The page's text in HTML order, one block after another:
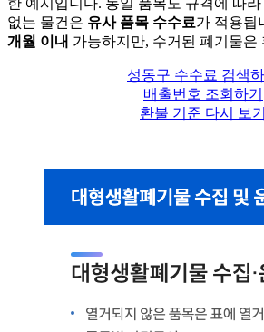
없는 물건은 유사 품목 수수료가 적용됩
개월 이내 가능하지만, 수거된 폐기물은
성동구 수수료 검색하
배출번호 조회하기
환불 기준 다시 보기